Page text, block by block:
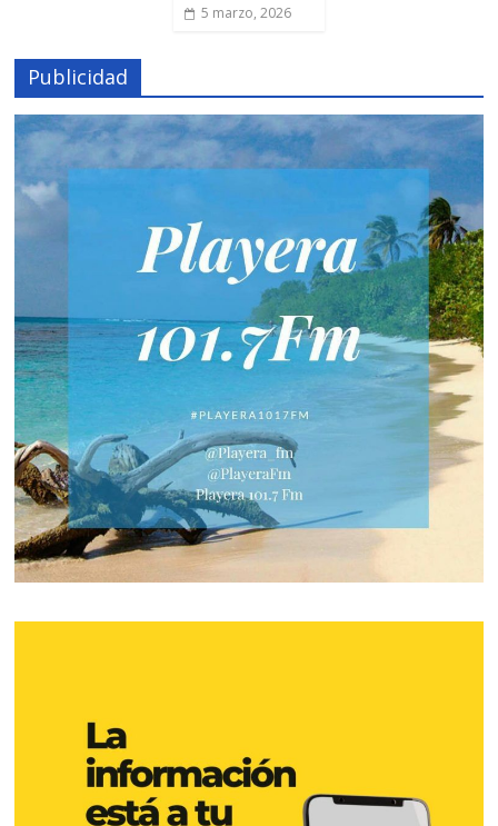
5 marzo, 2026
Publicidad